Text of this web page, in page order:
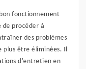
fonctionnement
de procéder à
des problèmes
plus être éliminées. Il
d'entretien en